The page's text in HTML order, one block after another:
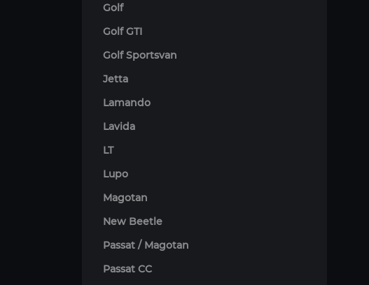
Golf
Golf GTI
Golf Sportsvan
Jetta
Lamando
Lavida
LT
Lupo
Magotan
New Beetle
Passat / Magotan
Passat CC